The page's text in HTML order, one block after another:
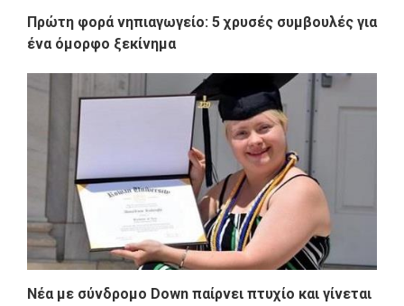
Πρώτη φορά νηπιαγωγείο: 5 χρυσές συμβουλές για
ένα όμορφο ξεκίνημα
Νέα με σύνδρομο Down παίρνει πτυχίο και γίνεται